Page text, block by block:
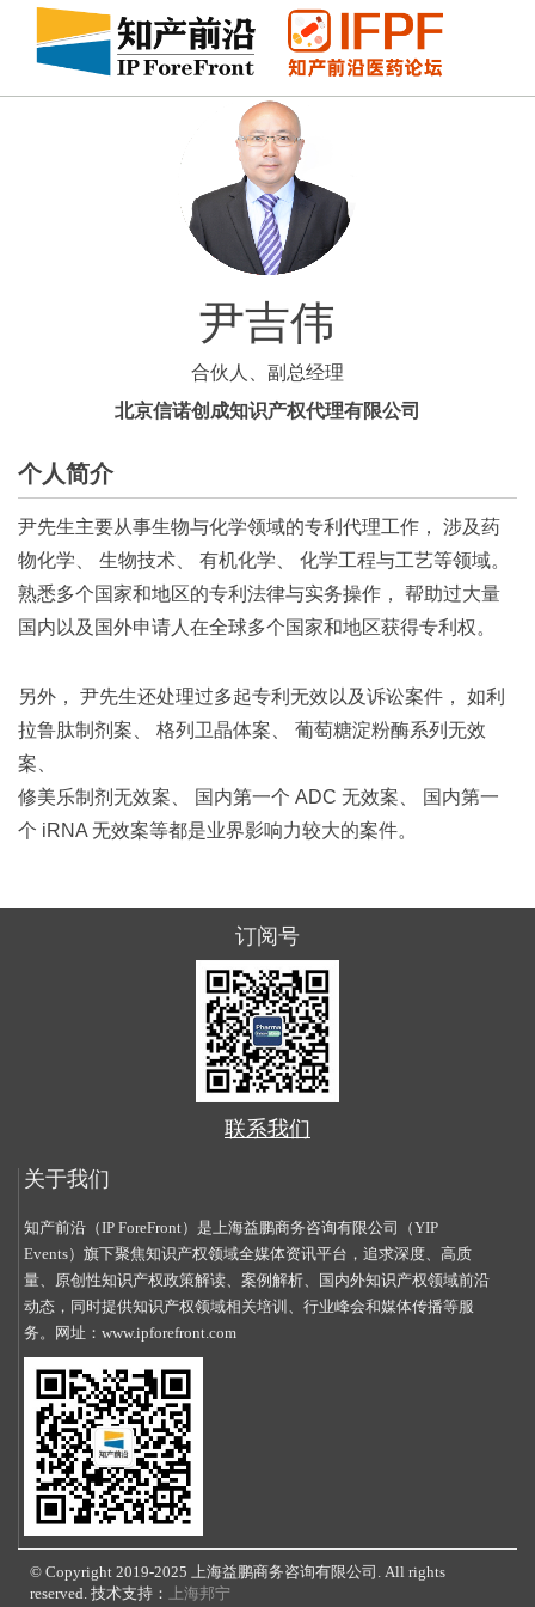
尹吉伟
合伙人、副总经理
北京信诺创成知识产权代理有限公司
个人简介
尹先生主要从事生物与化学领域的专利代理工作， 涉及药
物化学、 生物技术、 有机化学、 化学工程与工艺等领域。
熟悉多个国家和地区的专利法律与实务操作， 帮助过大量
国内以及国外申请人在全球多个国家和地区获得专利权。
另外， 尹先生还处理过多起专利无效以及诉讼案件， 如利
拉鲁肽制剂案、 格列卫晶体案、 葡萄糖淀粉酶系列无效
案、
修美乐制剂无效案、 国内第一个 ADC 无效案、 国内第一
个 iRNA 无效案等都是业界影响力较大的案件。
订阅号
联系我们
关于我们
知产前沿（IP ForeFront）是上海益鹏商务咨询有限公司（YIP
Events）旗下聚焦知识产权领域全媒体资讯平台，追求深度、高质
量、原创性知识产权政策解读、案例解析、国内外知识产权领域前沿
动态，同时提供知识产权领域相关培训、行业峰会和媒体传播等服
务。网址： www.ipforefront.com
© Copyright 2019-2025 上海益鹏商务咨询有限公司. All rights
reserved. 技术支持：
上海邦宁